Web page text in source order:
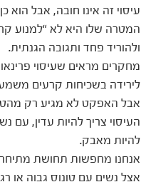
עיסוי זה אינו חובה, אבל הוא
המטרה שלו היא לא “למנוע
ולהוריד פחד ותגובה הגנתית.
מחקרים מראים שעיסוי פרינאום החל משבוע 34 להריון,
לירידה בשכיחות קרעים
אבל האפקט לא מגיע רק
העיסוי צריך להיות עדין,
להיות מאבק.
אנחנו מחפשות תחושת
אצל נשים עם טונוס גבוה או